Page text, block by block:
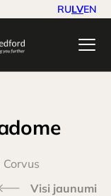
RULVEN
Visi jaunumi